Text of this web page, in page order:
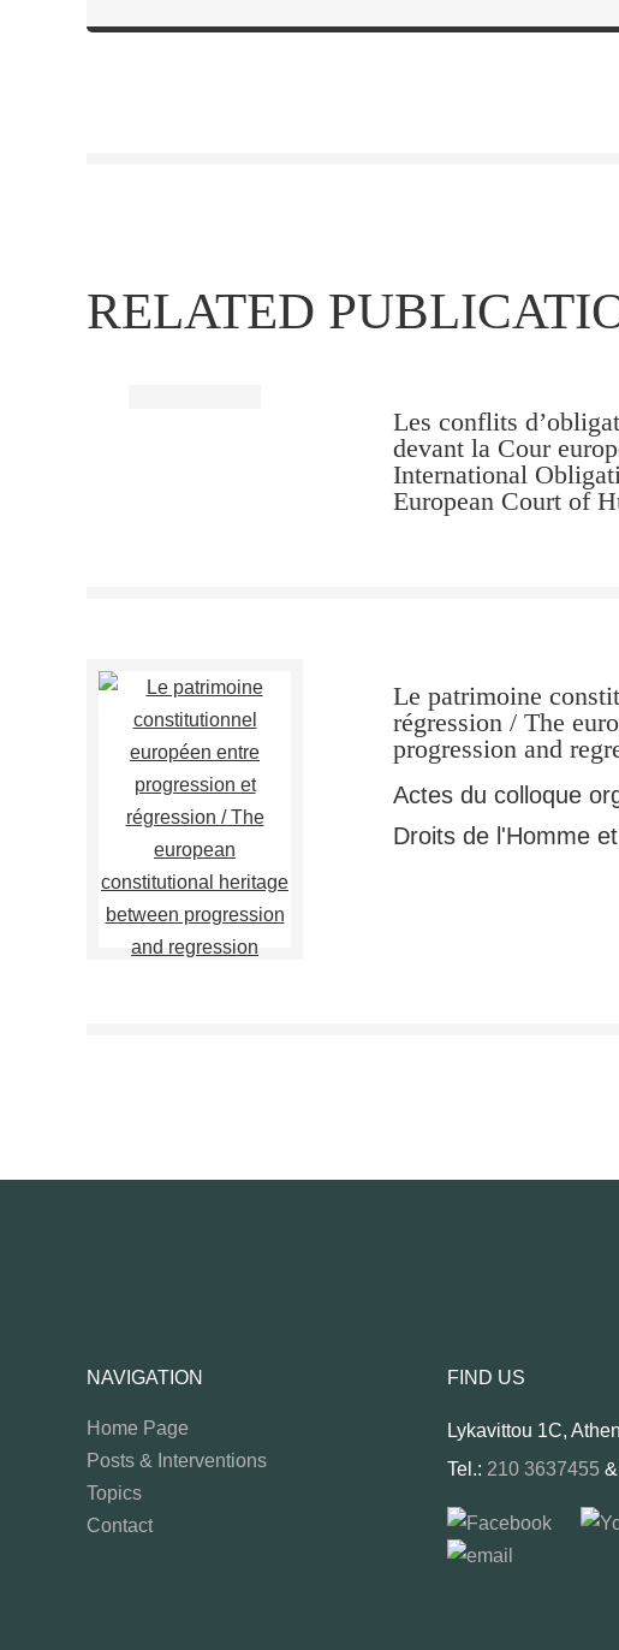
RELATED
Les conflits
devant la Cour
International
European Court of
Le patrimoine
régression / The
progression and
Actes du colloque
Droits de l'Homme
NAVIGATION
Home Page
Posts & Interventions
Topics
Contact
FIND US
Lykavittou 1C,
Tel.: 210 3637455 &